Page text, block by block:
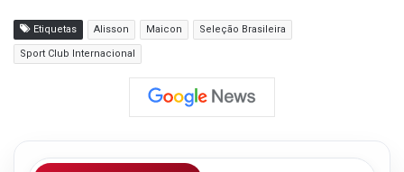
Etiquetas Alisson Maicon Seleção Brasileira
Sport Club Internacional